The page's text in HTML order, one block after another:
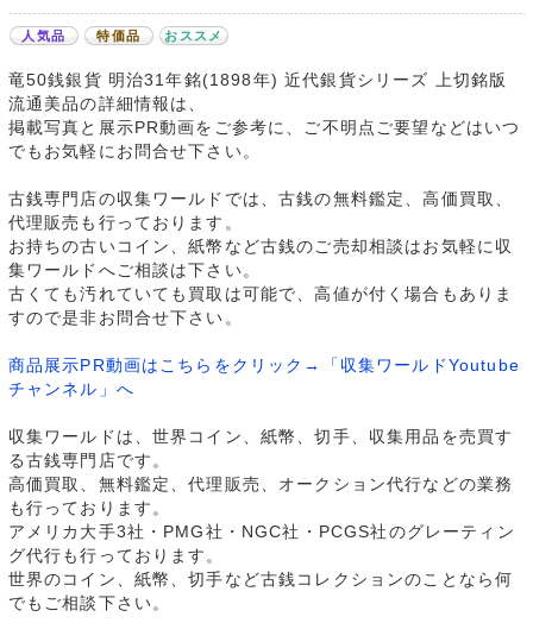
人気品 特価品 おススメ
竜50銭銀貨 明治31年銘(1898年) 近代銀貨シリーズ 上切銘版
流通美品の詳細情報は、
掲載写真と展示PR動画をご参考に、ご不明点ご要望などはいつ
でもお気軽にお問合せ下さい。
古銭専門店の収集ワールドでは、古銭の無料鑑定、高価買取、
代理販売も行っております。
お持ちの古いコイン、紙幣など古銭のご売却相談はお気軽に収
集ワールドへご相談は下さい。
古くても汚れていても買取は可能で、高値が付く場合もありま
すので是非お問合せ下さい。
商品展示PR動画はこちらをクリック→「収集ワールドYoutube
チャンネル」へ
収集ワールドは、世界コイン、紙幣、切手、収集用品を売買す
る古銭専門店です。
高価買取、無料鑑定、代理販売、オークション代行などの業務
も行っております。
アメリカ大手3社・PMG社・NGC社・PCGS社のグレーティン
グ代行も行っております。
世界のコイン、紙幣、切手など古銭コレクションのことなら何
でもご相談下さい。